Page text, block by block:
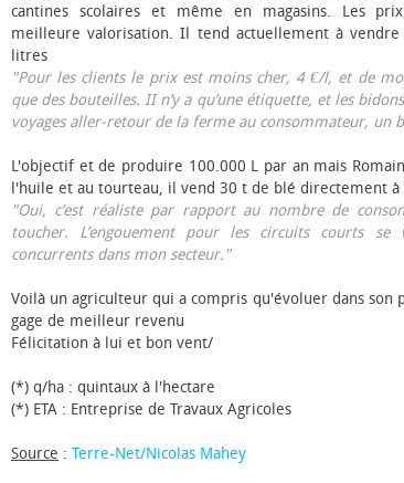
cantines scolaires et même en magasins. Les
meilleure valorisation. Il tend actuellement à
litres
"Pour les clients le prix est moins cher, 4 €/l, et de
que des bouteilles. II n’y a qu’une étiquette, et les
voyages aller-retour de la ferme au consommateur, un
L'objectif et de produire 100.000 L par an mais
l'huile et au tourteau, il vend 30 t de blé directement
"Oui, c’est réaliste par rapport au nombre de
toucher. L’engouement pour les circuits courts
concurrents dans mon secteur."
Voilà un agriculteur qui a compris qu'évoluer dans
gage de meilleur revenu
Félicitation à lui et bon vent/
(*) q/ha : quintaux à l'hectare
(*) ETA : Entreprise de Travaux Agricoles
Source : Terre-Net/Nicolas Mahey